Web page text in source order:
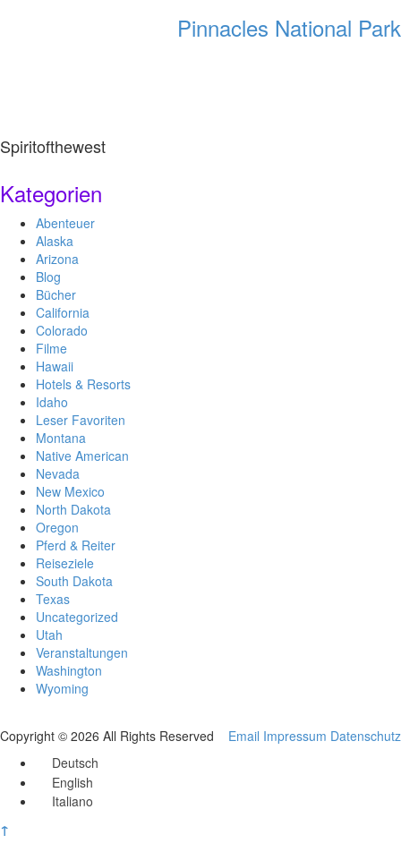
Pinnacles National Park
Spiritofthewest
Kategorien
Abenteuer
Alaska
Arizona
Blog
Bücher
California
Colorado
Filme
Hawaii
Hotels & Resorts
Idaho
Leser Favoriten
Montana
Native American
Nevada
New Mexico
North Dakota
Oregon
Pferd & Reiter
Reiseziele
South Dakota
Texas
Uncategorized
Utah
Veranstaltungen
Washington
Wyoming
Copyright © 2026 All Rights Reserved Email Impressum Datenschutz
Deutsch
English
Italiano
↑